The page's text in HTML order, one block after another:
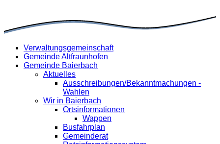
Verwaltungsgemeinschaft
Gemeinde Altfraunhofen
Gemeinde Baierbach
Aktuelles
Ausschreibungen/Bekanntmachungen -
Wahlen
Wir in Baierbach
Ortsinformationen
Wappen
Busfahrplan
Gemeinderat